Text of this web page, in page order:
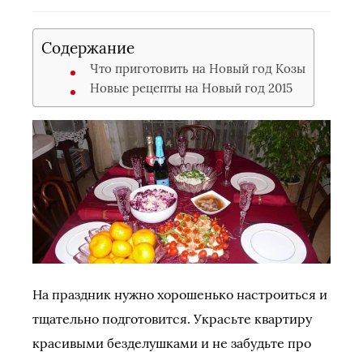
Содержание
Что приготовить на Новый год Козы
Новые рецепты на Новый год 2015
На праздник нужно хорошенько настроиться и
тщательно подготовится. Украсьте квартиру
красивыми безделушками и не забудьте про